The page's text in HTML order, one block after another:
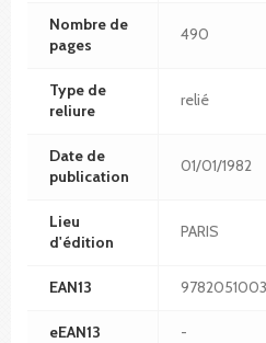
Nombre de
pages
490
Type de
reliure
relié
Date de
publication
01/01/1982
Lieu
d'édition
PARIS
EAN13
eEAN13 -